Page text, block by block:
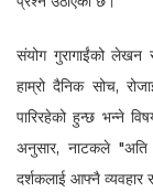
संयोग गुरागाईंको लेखन
हाम्रो दैनिक सोच,
पारिरहेको हुन्छ भन्ने
अनुसार, नाटकले "अति
दर्शकलाई आफ्नै व्यवहार र